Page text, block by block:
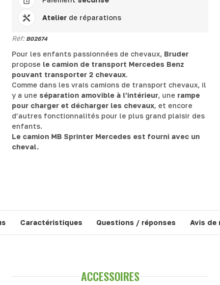
Atelier de réparations
Réf: B02674
Pour les enfants passionnées de chevaux, Bruder
propose le camion de transport Mercedes Benz
pouvant transporter 2 chevaux.
Comme dans les vrais camions de transport chevaux, il
y a une séparation amovible à l’intérieur, une rampe
pour charger et décharger les chevaux, et encore
d’autres fonctionnalités pour le plus grand plaisir des
enfants.
Le camion MB Sprinter Mercedes est fourni avec un
cheval.
Caractéristiques Questions / réponses Avis de
ACCESSOIRES